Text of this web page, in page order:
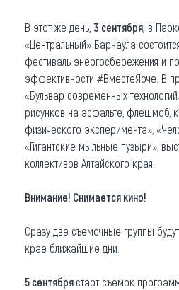
В этот же день, 3 сентября, в
«Центральный» Барнаула
фестиваль энергосбережения и
эффективности #ВместеЯрче. В
«Бульвар современных
рисунков на асфальте, флешмоб,
физического эксперимента»,
«Гигантские мыльные пузыри»,
коллективов Алтайского края.
Внимание! Снимается кино!
Сразу две съемочные группы
крае ближайшие дни.
5 сентября старт съемок